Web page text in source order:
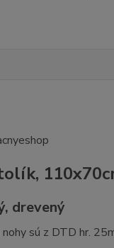
drevený
sú z DTD hr.